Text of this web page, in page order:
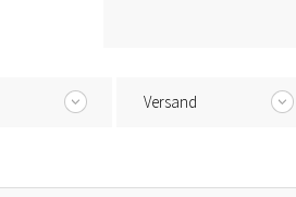
Versand